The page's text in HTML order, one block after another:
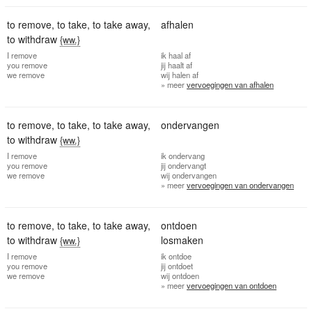
to remove, to take, to take away,
to withdraw {ww.}
afhalen
I remove
youremove
weremove
ik haal af
jijhaalt af
wijhalen af
» meervervoegingen van afhalen
to remove, to take, to take away,
to withdraw {ww.}
ondervangen
I remove
youremove
weremove
ik ondervang
jijondervangt
wijondervangen
» meervervoegingen van ondervangen
to remove, to take, to take away,
to withdraw {ww.}
ontdoen
losmaken
I remove
youremove
weremove
ik ontdoe
jijontdoet
wijontdoen
» meervervoegingen van ontdoen